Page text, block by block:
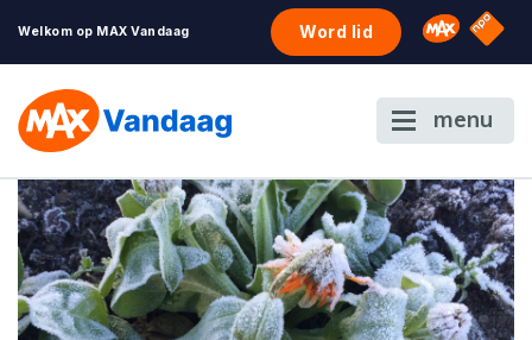
Welkom op MAX Vandaag Word lid Omroep
NPO
menu